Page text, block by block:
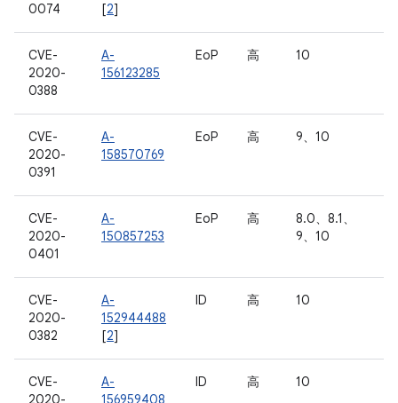
0074
[2]
CVE-
2020-
0388
A-
156123285
EoP 高 10
CVE-
2020-
0391
A-
158570769
EoP 高 9、10
CVE-
2020-
0401
A-
150857253
EoP 高
8.0、8.1、
9、10
CVE-
2020-
0382
A-
152944488
[2]
ID 高 10
CVE-
2020-
A-
156959408
ID 高 10